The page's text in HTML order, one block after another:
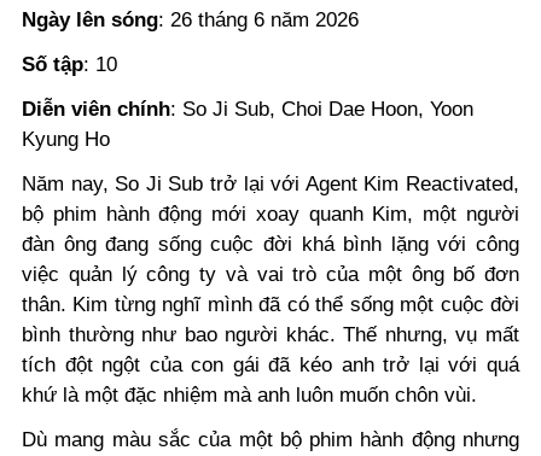
Ngày lên sóng: 26 tháng 6 năm 2026
Số tập: 10
Diễn viên chính: So Ji Sub, Choi Dae Hoon, Yoon
Kyung Ho
Năm nay, So Ji Sub trở lại với Agent Kim Reactivated,
bộ phim hành động mới xoay quanh Kim, một người
đàn ông đang sống cuộc đời khá bình lặng với công
việc quản lý công ty và vai trò của một ông bố đơn
thân. Kim từng nghĩ mình đã có thể sống một cuộc đời
bình thường như bao người khác. Thế nhưng, vụ mất
tích đột ngột của con gái đã kéo anh trở lại với quá
khứ là một đặc nhiệm mà anh luôn muốn chôn vùi.
Dù mang màu sắc của một bộ phim hành động nhưng